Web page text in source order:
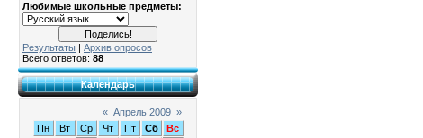
Любимые школьные предметы:
Результаты
Архив опросов
Всего ответов: 88
Календарь
« Апрель 2009 »
Пн
Вт Ср Чт Пт Сб
Вс